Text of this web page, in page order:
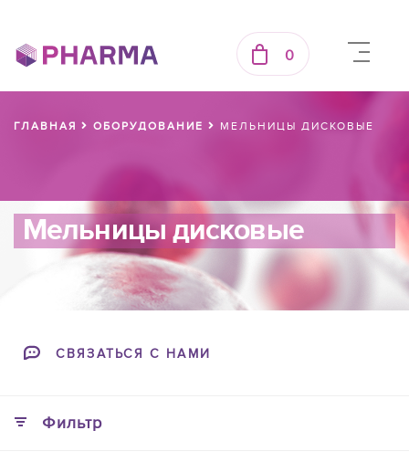
0
ГЛАВНАЯ ОБОРУДОВАНИЕ МЕЛЬНИЦЫ ДИСКОВЫЕ
Мельницы дисковые
СВЯЗАТЬСЯ С НАМИ
Фильтр